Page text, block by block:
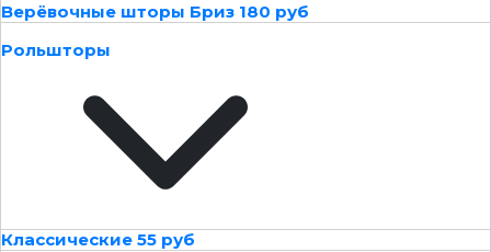
Верёвочные шторы Бриз 180 руб
Рольшторы
Классические 55 руб